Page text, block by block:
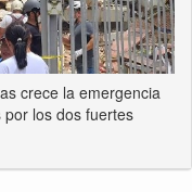
crece la emergencia
los dos fuertes